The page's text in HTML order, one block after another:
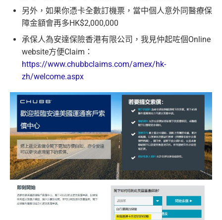
賬
回
贈
14
4
萬
分
簽
賬
迎
新
首6個月內累積簽賬滿HK$6萬有
15至17個月期間，進行一次任何金額的合資格
66萬積分本地簽賬2X積分，簽賬
HK$60,000再有額外
12萬積分 申請連結：MrMil
es.hk/ae-charge-application
88
里
申請完填FormMrMiles.hk/ap-form賺多88里賞
金#❗️（由里先生派出🎯38新會員+成功批卡50額
另外，如果你憑卡全數訂機票，當中個人意外同醫療保
障金額會再多HK$2,000,000
承保人為安達保險香港有限公司，我見仲起咗個Online
website方便Claim：
https://www.chubbclaims.com/amex/hk-
zh/welcome.aspx